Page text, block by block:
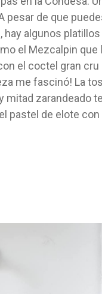
pesar de que
algunos
el Mezcalpin que
el coctel gran cru
me fascinó! La
mitad zarandeado
pastel de elote con